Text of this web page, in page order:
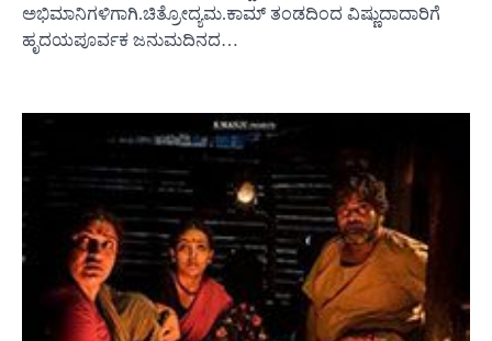
ಅಭಿಮಾನಿಗಳಿಗಾಗಿ.ಚಿತ್ರೋದ್ಯಮ.ಕಾಮ್ ತಂಡದಿಂದ ವಿಷ್ಣುದಾದಾರಿಗೆ
ಹೃದಯಪೂರ್ವಕ ಜನುಮದಿನದ…